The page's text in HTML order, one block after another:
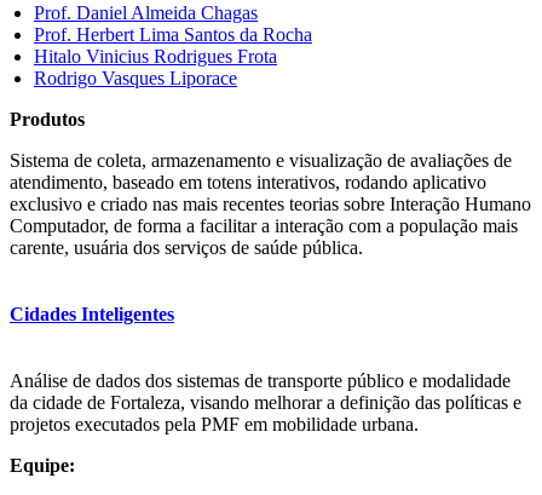
Prof. Daniel Almeida Chagas
Prof. Herbert Lima Santos da Rocha
Hitalo Vinicius Rodrigues Frota
Rodrigo Vasques Liporace
Produtos
Sistema de coleta, armazenamento e visualização de avaliações de
atendimento, baseado em totens interativos, rodando aplicativo
exclusivo e criado nas mais recentes teorias sobre Interação Humano
Computador, de forma a facilitar a interação com a população mais
carente, usuária dos serviços de saúde pública.
Cidades Inteligentes
Análise de dados dos sistemas de transporte público e modalidade
da cidade de Fortaleza, visando melhorar a definição das políticas e
projetos executados pela PMF em mobilidade urbana.
Equipe: